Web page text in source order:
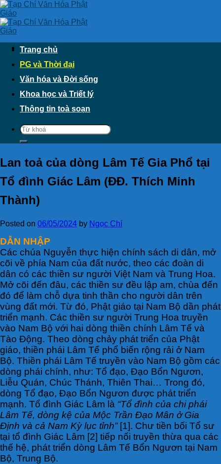
Skip
to
content
Trang chủ
PG và Thời đại
Văn hóa và Đời sống
Khoa học và Triết lý
Thông tin toà soạn
Lan toả của dòng Lâm Tế Gia Phổ tại
Tổ đình Giác Lâm (ĐĐ. Thích Minh
Thành)
Posted on 06/05/2024 by Ngọc Chí
DẪN NHẬP
Các chúa Nguyễn thực hiện chính sách di dân, mở
cõi về phía Nam của đất nước, theo các đoàn di
dân có các thiền sư người Việt Nam và Trung Hoa.
Mở cõi đến đâu, các thiền sư đều lập am, chùa đến
đó để làm chỗ dựa tinh thần cho người dân trên
vùng đất mới. Từ đó, Phật giáo tại Nam Bộ dần phát
triển mạnh. Các thiền sư người Trung Hoa truyền
vào Nam Bộ với hai dòng thiền chính Lâm Tế và
Tào Động. Theo dòng chảy phát triển của Phật
giáo, thiền phái Lâm Tế phổ biến rộng rải ở Nam
Bộ. Thiền phái Lâm Tế truyền vào Nam Bộ gồm các
dòng phái chính, như: Tổ đạo, Đạo Bổn Ngươn,
Liễu Quán, Chúc Thánh, Thiên Thai… Trong đó,
dòng Tổ đạo, Đạo Bổn Ngươn được phát triển
mạnh. Tổ đình Giác Lâm là “Tổ đình của chi phái
Lâm Tế, dòng kệ của Mộc Trần Đạo Mân ở Gia
Định và cả Nam Kỳ lục tỉnh”[1]. Chư tiền bối Tổ sư
tại tổ đình Giác Lâm [2] tiếp nối truyền thừa qua các
thế hệ, phát triển dòng Lâm Tế Bổn Ngươn tại Nam
Bộ, Trung Bộ.